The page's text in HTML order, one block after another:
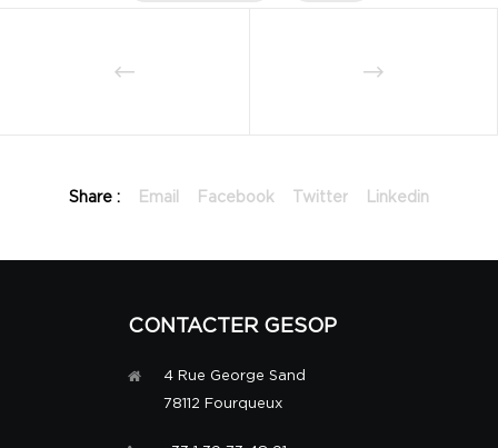
Share : Email Facebook Twitter Linkedin
CONTACTER GESOP
4 Rue George Sand
78112 Fourqueux